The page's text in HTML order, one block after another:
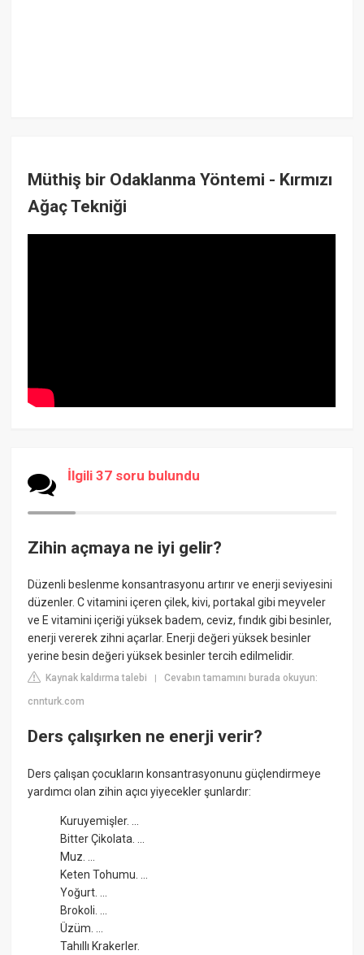
Müthiş bir Odaklanma Yöntemi - Kırmızı
Ağaç Tekniği
İlgili 37 soru bulundu
Zihin açmaya ne iyi gelir?
Düzenli beslenme konsantrasyonu artırır ve enerji seviyesini
düzenler. C vitamini içeren çilek, kivi, portakal gibi meyveler
ve E vitamini içeriği yüksek badem, ceviz, fındık gibi besinler,
enerji vererek zihni açarlar. Enerji değeri yüksek besinler
yerine besin değeri yüksek besinler tercih edilmelidir.
Kaynak kaldırma talebi |Cevabın tamamını burada okuyun:
cnnturk.com
Ders çalışırken ne enerji verir?
Ders çalışan çocukların konsantrasyonunu güçlendirmeye
yardımcı olan zihin açıcı yiyecekler şunlardır:
Kuruyemişler. ...
Bitter Çikolata. ...
Muz. ...
Keten Tohumu. ...
Yoğurt. ...
Brokoli. ...
Üzüm. ...
Tahıllı Krakerler.